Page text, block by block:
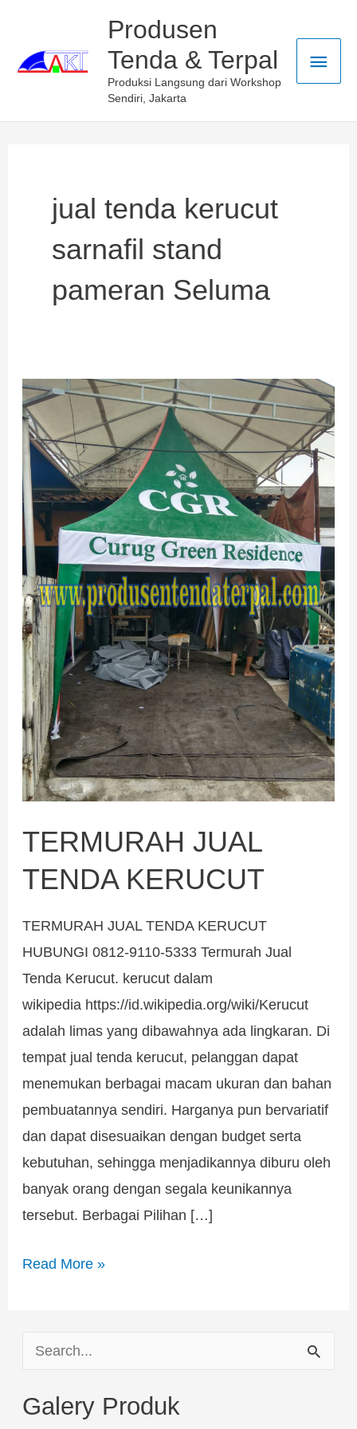
content
Produsen
Tenda & Terpal
Produksi Langsung dari Workshop
Sendiri, Jakarta
jual tenda kerucut
sarnafil stand
pameran Seluma
TERMURAH JUAL
TENDA KERUCUT
TERMURAH JUAL TENDA KERUCUT
HUBUNGI 0812-9110-5333 Termurah Jual
Tenda Kerucut. kerucut dalam
wikipedia https://id.wikipedia.org/wiki/Kerucut
adalah limas yang dibawahnya ada lingkaran. Di
tempat jual tenda kerucut, pelanggan dapat
menemukan berbagai macam ukuran dan bahan
pembuatannya sendiri. Harganya pun bervariatif
dan dapat disesuaikan dengan budget serta
kebutuhan, sehingga menjadikannya diburu oleh
banyak orang dengan segala keunikannya
tersebut. Berbagai Pilihan […]
TERMURAH
JUAL
TENDA
KERUCUT
Read More »
a
Galery Produk